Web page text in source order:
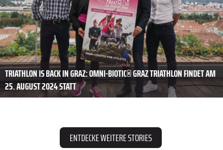
TRIATHLON IS BACK IN GRAZ: OMNI-BIOTIC® GRAZ TRIATHLON FINDET AM
25. AUGUST 2024 STATT
ENTDECKE WEITERE STORIES